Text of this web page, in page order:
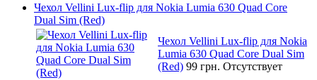
Чехол Vellini Lux-flip для Nokia Lumia 630 Quad Core
Dual Sim (Red)
Чехол Vellini Lux-flip для Nokia
Lumia 630 Quad Core Dual Sim
(Red) 99 грн. Отсутствует